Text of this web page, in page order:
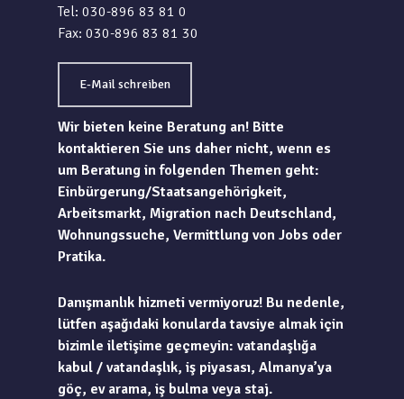
Tel: 030-896 83 81 0
Fax: 030-896 83 81 30
E-Mail schreiben
Wir bieten keine Beratung an! Bitte
kontaktieren Sie uns daher nicht, wenn es
um Beratung in folgenden Themen geht:
Einbürgerung/Staatsangehörigkeit,
Arbeitsmarkt, Migration nach Deutschland,
Wohnungssuche, Vermittlung von Jobs oder
Pratika.
Danışmanlık hizmeti vermiyoruz! Bu nedenle,
lütfen aşağıdaki konularda tavsiye almak için
bizimle iletişime geçmeyin: vatandaşlığa
kabul / vatandaşlık, iş piyasası, Almanya’ya
göç, ev arama, iş bulma veya staj.